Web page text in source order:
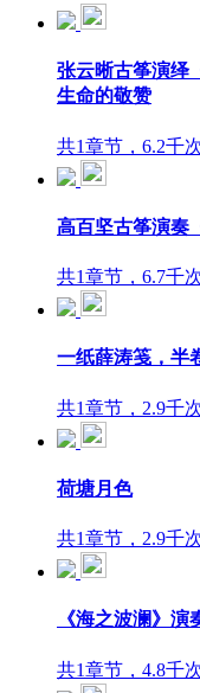
张云晰古筝演绎
生命的敬赞
共1章节，6.2千
高百坚古筝演奏
共1章节，6.7千
一纸薛涛笺，半
共1章节，2.9千
荷塘月色
共1章节，2.9千
《海之波澜》演
共1章节，4.8千